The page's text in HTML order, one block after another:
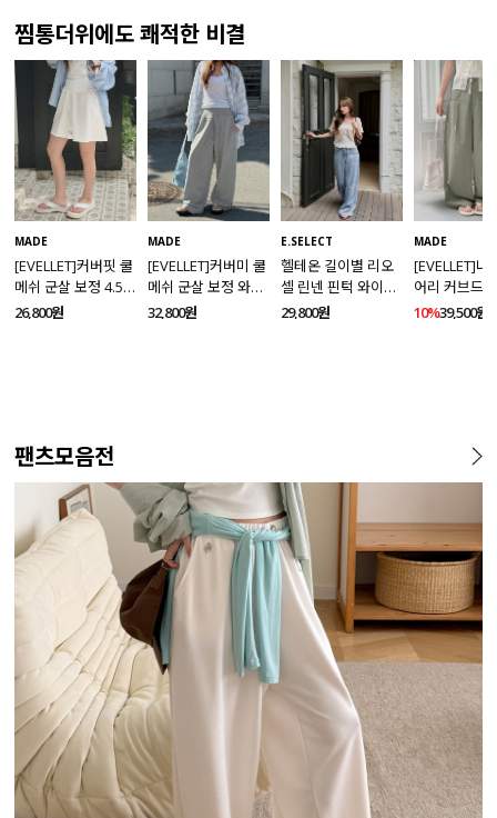
찜통더위에도 쾌적한 비결
MADE
[EVELLET]커버핏 쿨
메쉬 군살 보정 4.5부
밴딩팬츠
26,800원
MADE
[EVELLET]커버미 쿨
메쉬 군살 보정 와이
드 밴딩팬츠
32,800원
E.SELECT
헬테온 길이별 리오
셀 린넨 핀턱 와이드
데님팬츠
29,800원
MADE
[EVELLET]나
어리 커브드
팬츠
10%39,500원
팬츠모음전